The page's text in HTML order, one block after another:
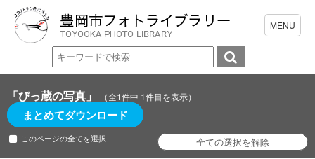
「びっ蔵の写真」 （全1件中 1件目を表示）
まとめてダウンロード
このページの全てを選択